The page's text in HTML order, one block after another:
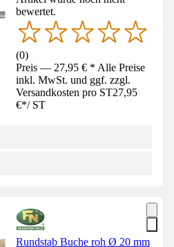
bewertet.
(0)
Preis — 27,95 € * Alle Preise
inkl. MwSt. und ggf. zzgl.
Versandkosten pro ST27,95
€*/ ST
Rundstab Buche roh Ø 20 mm